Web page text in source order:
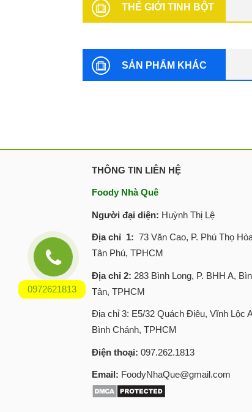
THẾ GIỚI TINH BỘT
SẢN PHẨM KHÁC
0972621813
THÔNG TIN LIÊN HỆ
Foody Nhà Quê
Người đại diện: Huỳnh Thị Lệ
Địa chỉ 1: 73 Văn Cao, P. Phú Thọ
Tân Phú, TPHCM
Địa chỉ 2: 283 Bình Long, P. BHH A,
Tân, TPHCM
Địa chỉ 3: E5/32 Quách Điêu, Vĩnh Lộc
Bình Chánh, TPHCM
Điện thoại: 097.262.1813
Email: FoodyNhaQue@gmail.com